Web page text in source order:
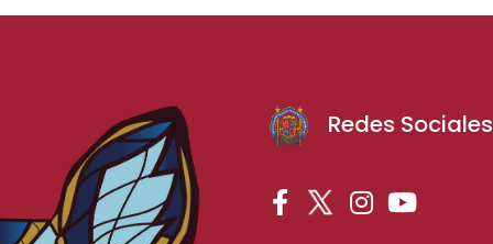
Redes Sociales